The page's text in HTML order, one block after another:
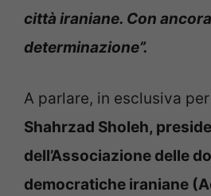
città iraniane. Con
determinazione”.
A parlare, in esclusiva
Shahrzad Sholeh,
dell’Associazione delle
democratiche iraniane